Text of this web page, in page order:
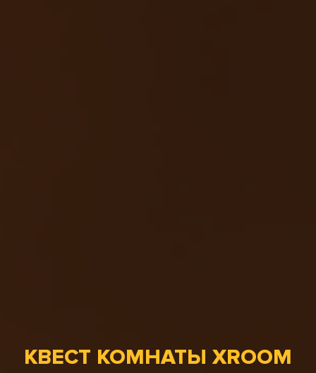
КВЕСТ КОМНАТЫ XROOM